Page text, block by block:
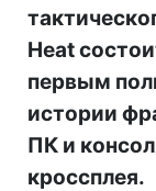
Heat
первым
истории
ПК и
кроссплея.